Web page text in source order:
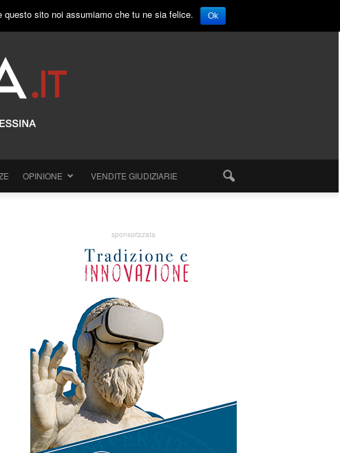
OPINIONE VENDITE GIUDIZIARIE
sponsorizzata
sito noi assumiamo che tu ne sia felice. Ok